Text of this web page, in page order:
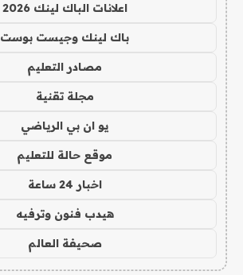
اعلانات الباك لينك 2026
باك لينك وجيست بوست
مصادر التعليم
مجلة تقنية
يو ان بي الرياضي
موقع حالة للتعليم
اخبار 24 ساعة
هيدب فنون وترفيه
صحيفة العالم